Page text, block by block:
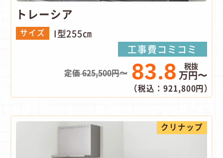
トレーシア
サイズ I型255㎝
工事費コミコミ
定価 625,500円〜 83.8 万円〜
（税込：921,800円）
クリナップ